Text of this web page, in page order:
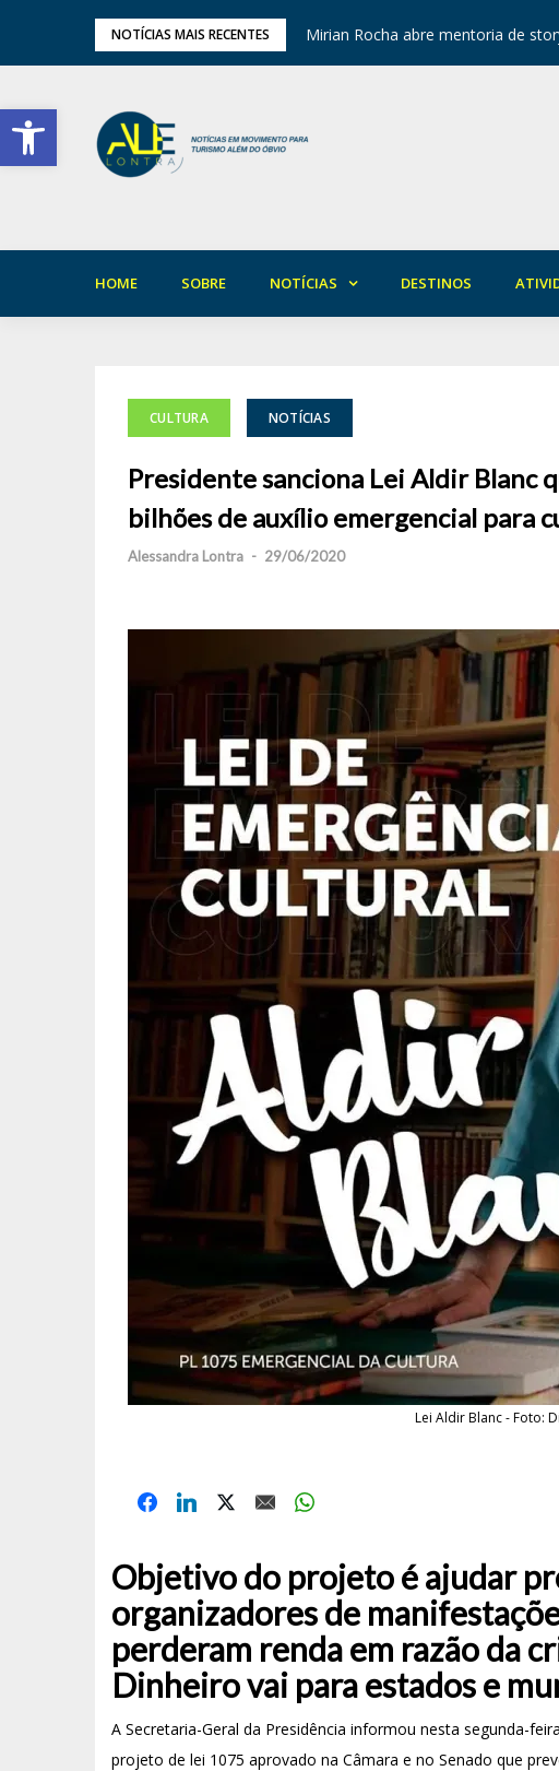
Barra de Ferramentas Aberta
NOTÍCIAS MAIS RECENTES
em Areia Mirian Rocha abre mentoria de
HOME SOBRE NOTÍCIAS DESTINOS
CULTURA NOTÍCIAS
Presidente sanciona Lei Aldir Blanc
bilhões de auxílio emergencial para
Alessandra Lontra - 29/06/2020
Lei Aldir Blanc - Foto:
Objetivo do projeto é ajudar
organizadores de
perderam renda em razão da
Dinheiro vai para estados e
A Secretaria-Geral da Presidência informou nesta segunda-
projeto de lei 1075 aprovado na Câmara e no Senado que